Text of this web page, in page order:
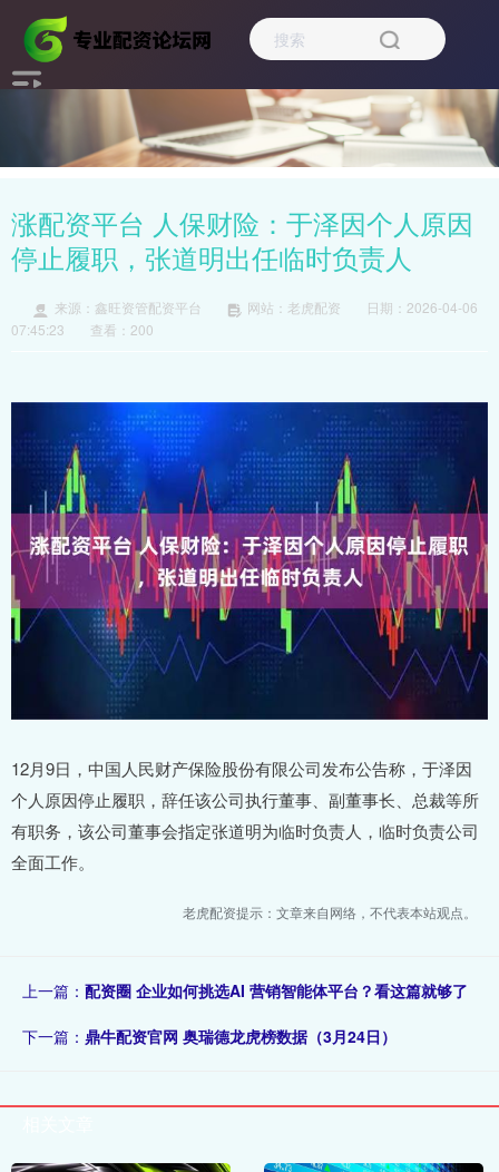
涨配资平台 人保财险：于泽因个人原因
停止履职，张道明出任临时负责人
来源：鑫旺资管配资平台 网站：老虎配资
日期：2026-04-06
07:45:23
查看：200
12月9日，中国人民财产保险股份有限公司发布公告称，于泽因
个人原因停止履职，辞任该公司执行董事、副董事长、总裁等所
有职务，该公司董事会指定张道明为临时负责人，临时负责公司
全面工作。
老虎配资提示：文章来自网络，不代表本站观点。
上一篇： 配资圈 企业如何挑选AI 营销智能体平台？看这篇就够了
下一篇： 鼎牛配资官网 奥瑞德龙虎榜数据（3月24日）